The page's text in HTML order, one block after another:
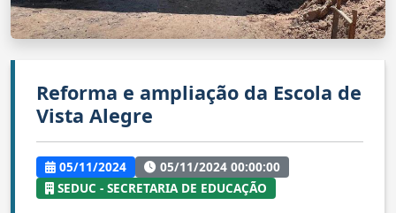
Reforma e ampliação da Escola de
Vista Alegre
05/11/2024
05/11/2024 00:00:00
SEDUC - SECRETARIA DE EDUCAÇÃO